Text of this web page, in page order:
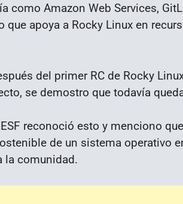
como Amazon Web Services,
que apoya a Rocky Linux en
del primer RC de Rocky
se demostro que todavía
reconoció esto y menciono
de un sistema operativo
la comunidad.